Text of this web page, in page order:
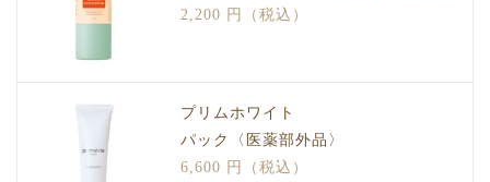
2,200 円（税込）
プリムホワイト
パック〈医薬部外品〉
6,600 円（税込）